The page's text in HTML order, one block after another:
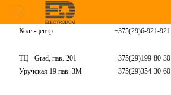
Колл-центр +375(29)6-921-921
ТЦ - Grad, пав. 201 +375(29)199-80-30
Уручская 19 пав. 3М +375(29)354-30-60